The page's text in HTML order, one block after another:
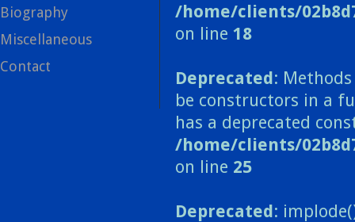
Biography
Miscellaneous
Contact
/home/clients/
on line 18
Deprecated:
be constructors in a
has a deprecated
/home/clients/
on line 25
Deprecated: